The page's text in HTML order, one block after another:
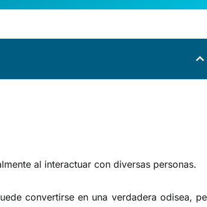
al interactuar con diversas personas.
convertirse en una verdadera odisea,